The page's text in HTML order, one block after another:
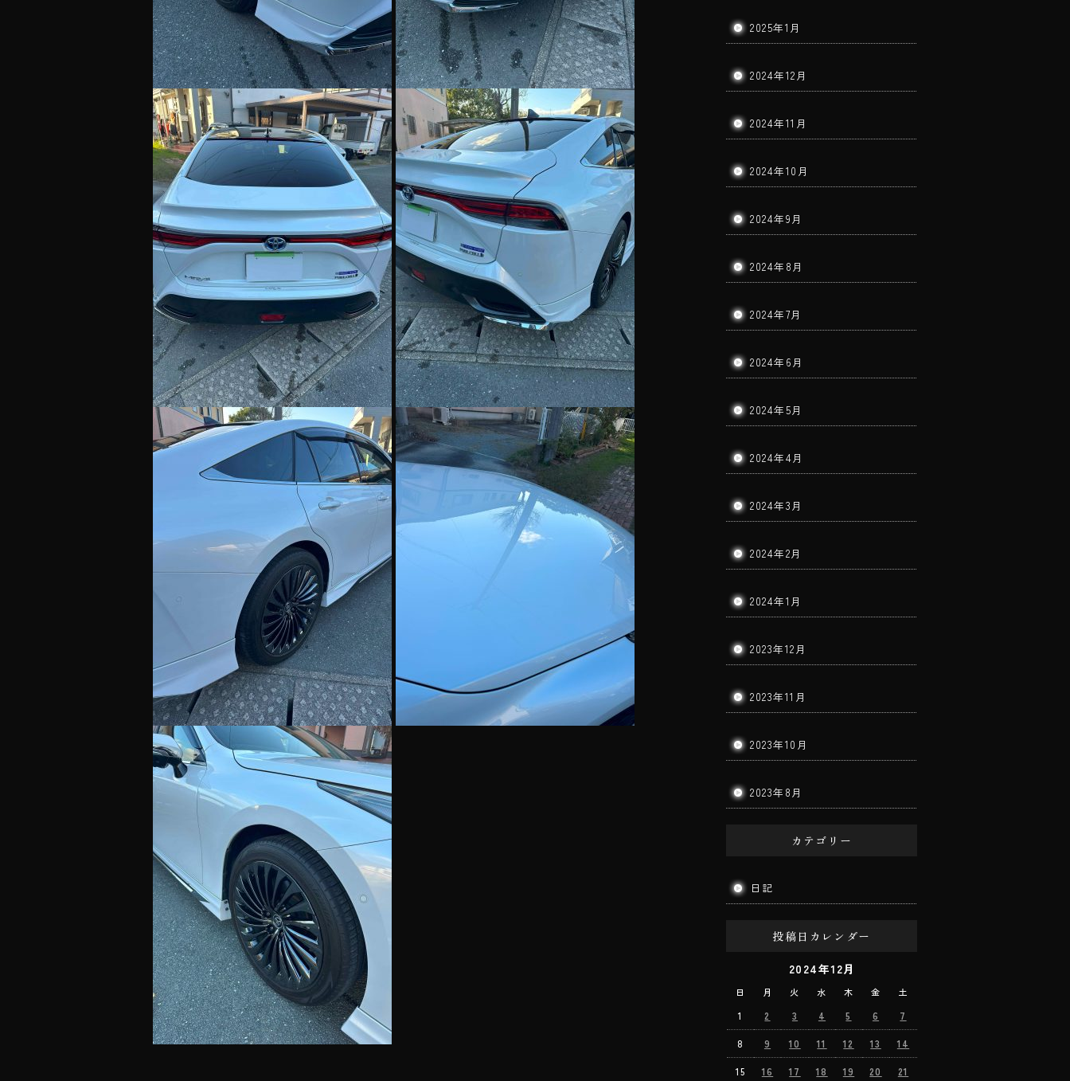
2025年1月
2024年12月
2024年11月
2024年10月
2024年9月
2024年8月
2024年7月
2024年6月
2024年5月
2024年4月
2024年3月
2024年2月
2024年1月
2023年12月
2023年11月
2023年10月
2023年8月
カテゴリー
日記
投稿日カレンダー
2024年12月
日 月 火 水 木 金 土
1 2 3 4 5 6 7
8 9 10 11 12 13 14
15 16 17 18 19 20 21